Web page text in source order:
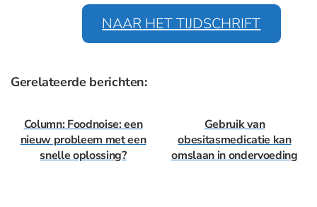
NAAR HET TIJDSCHRIFT
Gerelateerde berichten:
Column: Foodnoise: een
nieuw probleem met een
snelle oplossing?
Gebruik van
obesitasmedicatie kan
omslaan in ondervoeding